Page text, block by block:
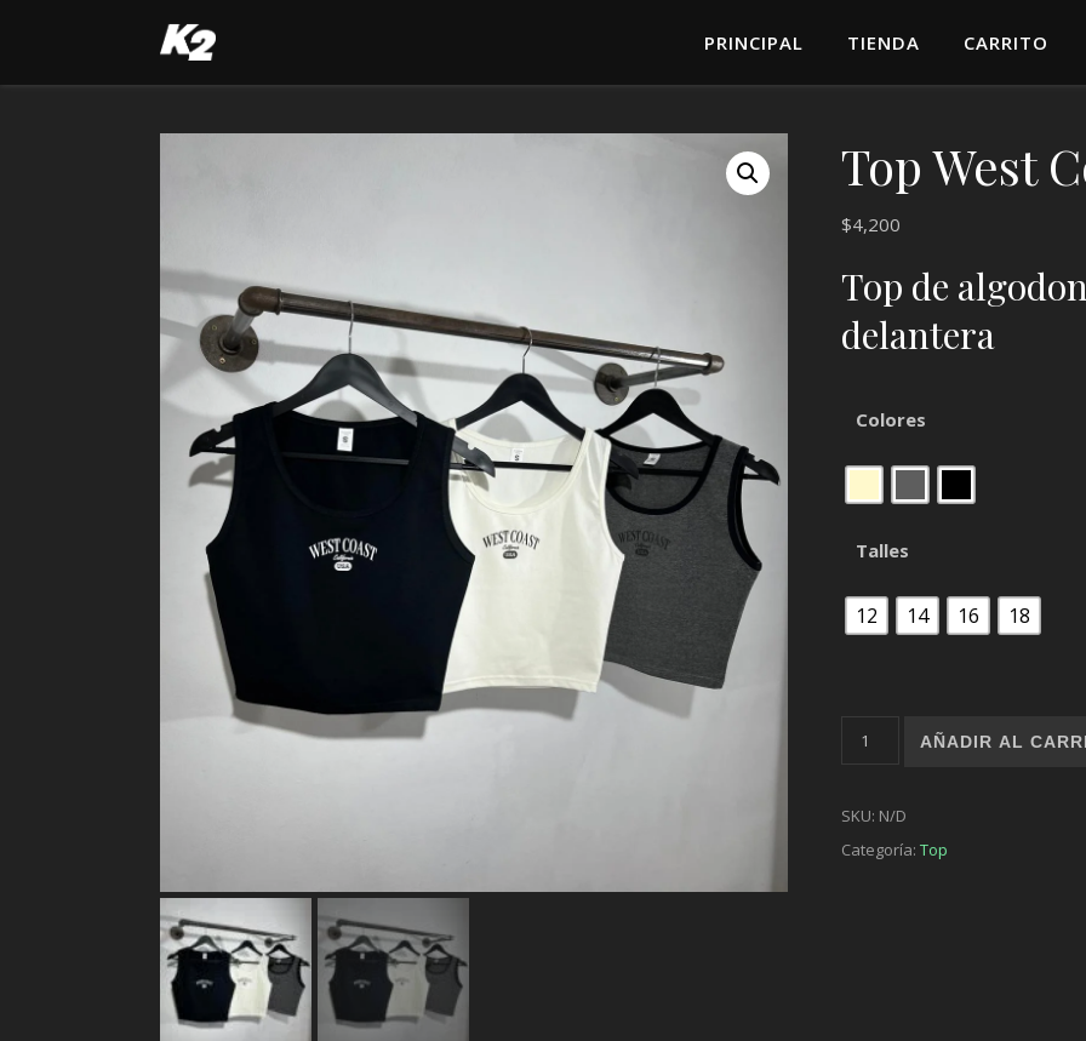
PRINCIPAL TIENDA CARRITO
Top West
$4,200
Top de
delantera
Colores
Talles
12 14 16 18
Top West Coast cantidad
AÑADIR AL
SKU: N/D
Categoría: Top